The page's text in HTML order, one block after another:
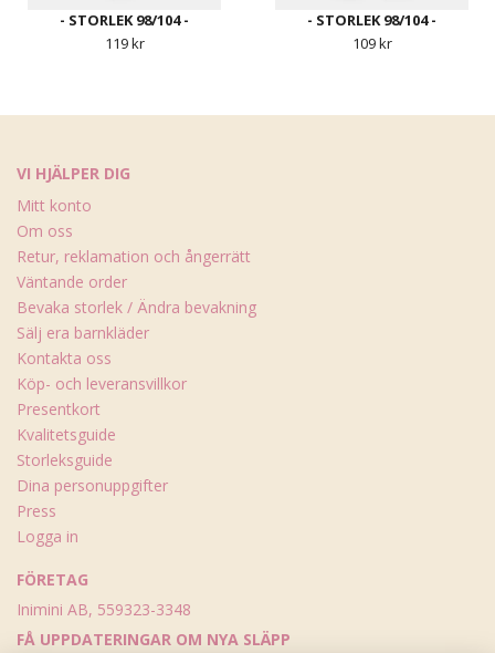
- STORLEK 98/104 -
119 kr
- STORLEK 98/104 -
109 kr
VI HJÄLPER DIG
Mitt konto
Om oss
Retur, reklamation och ångerrätt
Väntande order
Bevaka storlek / Ändra bevakning
Sälj era barnkläder
Kontakta oss
Köp- och leveransvillkor
Presentkort
Kvalitetsguide
Storleksguide
Dina personuppgifter
Press
Logga in
FÖRETAG
Inimini AB, 559323-3348
FÅ UPPDATERINGAR OM NYA SLÄPP